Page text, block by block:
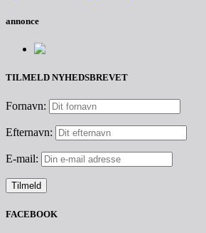
annonce
TILMELD NYHEDSBREVET
Fornavn:
Efternavn:
E-mail:
FACEBOOK